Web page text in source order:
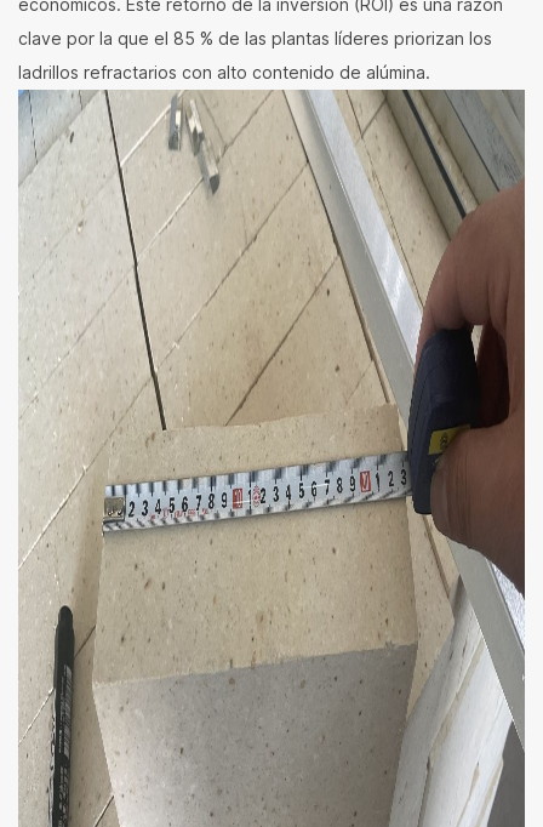
clave por la que el 85 % de las plantas líderes priorizan los
ladrillos refractarios con alto contenido de alúmina.